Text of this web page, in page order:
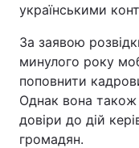
Цікавинки
Лонгріди
Відео з Youtube
українськими
За заявою
минулого року
поповнити
Однак вона
довіри до дій
громадян.